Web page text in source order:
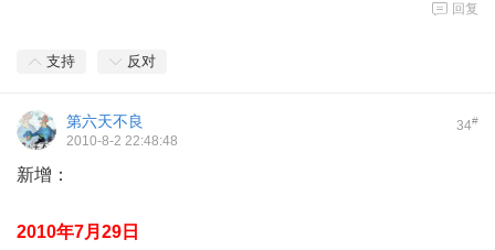
回复
支持 反对
34#
第六天不良
2010-8-2 22:48:48
新增：
2010年7月29日